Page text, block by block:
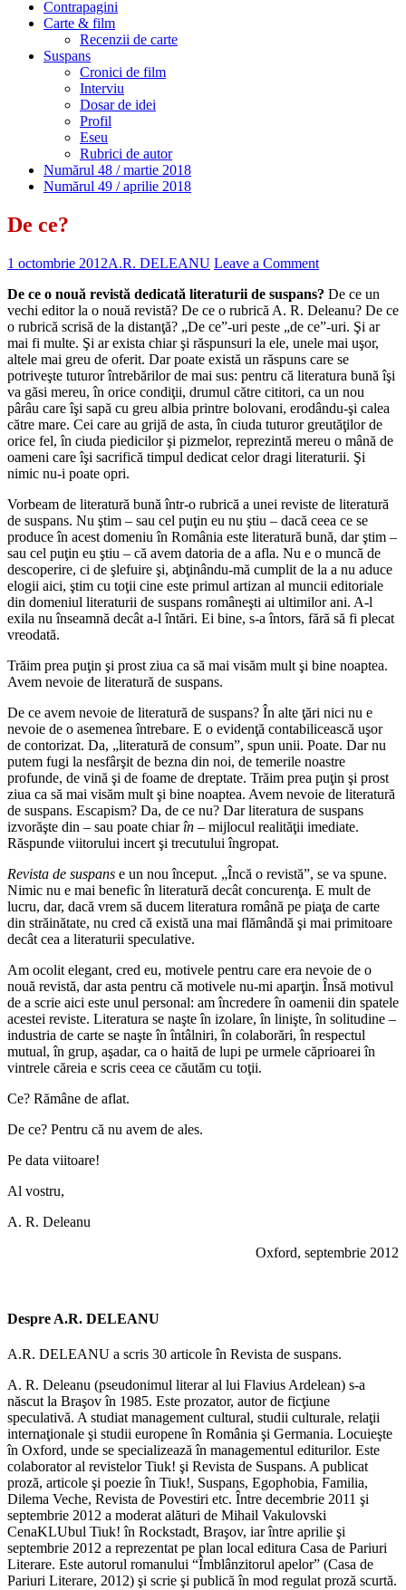
Contrapagini
Carte & film
Recenzii de carte
Suspans
Cronici de film
Interviu
Dosar de idei
Profil
Eseu
Rubrici de autor
Numărul 48 / martie 2018
Numărul 49 / aprilie 2018
De ce?
1 octombrie 2012A.R. DELEANU Leave a Comment
De ce o nouă revistă dedicată literaturii de suspans? De ce un
vechi editor la o nouă revistă? De ce o rubrică A. R. Deleanu? De ce
o rubrică scrisă de la distanţă? „De ce”-uri peste „de ce”-uri. Şi ar
mai fi multe. Şi ar exista chiar şi răspunsuri la ele, unele mai uşor,
altele mai greu de oferit. Dar poate există un răspuns care se
potriveşte tuturor întrebărilor de mai sus: pentru că literatura bună îşi
va găsi mereu, în orice condiţii, drumul către cititori, ca un nou
pârâu care îşi sapă cu greu albia printre bolovani, erodându-şi calea
către mare. Cei care au grijă de asta, în ciuda tuturor greutăţilor de
orice fel, în ciuda piedicilor şi pizmelor, reprezintă mereu o mână de
oameni care îşi sacrifică timpul dedicat celor dragi literaturii. Şi
nimic nu-i poate opri.
Vorbeam de literatură bună într-o rubrică a unei reviste de literatură
de suspans. Nu ştim – sau cel puţin eu nu ştiu – dacă ceea ce se
produce în acest domeniu în România este literatură bună, dar ştim –
sau cel puţin eu ştiu – că avem datoria de a afla. Nu e o muncă de
descoperire, ci de şlefuire şi, abţinându-mă cumplit de la a nu aduce
elogii aici, ştim cu toţii cine este primul artizan al muncii editoriale
din domeniul literaturii de suspans româneşti ai ultimilor ani. A-l
exila nu înseamnă decât a-l întări. Ei bine, s-a întors, fără să fi plecat
vreodată.
Trăim prea puţin şi prost ziua ca să mai visăm mult şi bine noaptea.
Avem nevoie de literatură de suspans.
De ce avem nevoie de literatură de suspans? În alte ţări nici nu e
nevoie de o asemenea întrebare. E o evidenţă contabilicească uşor
de contorizat. Da, „literatură de consum”, spun unii. Poate. Dar nu
putem fugi la nesfârşit de bezna din noi, de temerile noastre
profunde, de vină şi de foame de dreptate. Trăim prea puţin şi prost
ziua ca să mai visăm mult şi bine noaptea. Avem nevoie de literatură
de suspans. Escapism? Da, de ce nu? Dar literatura de suspans
izvorăşte din – sau poate chiarîn – mijlocul realităţii imediate.
Răspunde viitorului incert şi trecutului îngropat.
Revista de suspans e un nou început. „Încă o revistă”, se va spune.
Nimic nu e mai benefic în literatură decât concurenţa. E mult de
lucru, dar, dacă vrem să ducem literatura română pe piaţa de carte
din străinătate, nu cred că există una mai flămândă şi mai primitoare
decât cea a literaturii speculative.
Am ocolit elegant, cred eu, motivele pentru care era nevoie de o
nouă revistă, dar asta pentru că motivele nu-mi aparţin. Însă motivul
de a scrie aici este unul personal: am încredere în oamenii din spatele
acestei reviste. Literatura se naşte în izolare, în linişte, în solitudine –
industria de carte se naşte în întâlniri, în colaborări, în respectul
mutual, în grup, aşadar, ca o haită de lupi pe urmele căprioarei în
vintrele căreia e scris ceea ce căutăm cu toţii.
Ce? Rămâne de aflat.
De ce? Pentru că nu avem de ales.
Pe data viitoare!
Al vostru,
A. R. Deleanu
Oxford, septembrie 2012
Despre A.R. DELEANU
A.R. DELEANU a scris 30 articole în Revista de suspans.
A. R. Deleanu (pseudonimul literar al lui Flavius Ardelean) s-a
născut la Braşov în 1985. Este prozator, autor de ficţiune
speculativă. A studiat management cultural, studii culturale, relaţii
internaţionale şi studii europene în România şi Germania. Locuieşte
în Oxford, unde se specializează în managementul editurilor. Este
colaborator al revistelor Tiuk! şi Revista de Suspans. A publicat
proză, articole şi poezie în Tiuk!, Suspans, Egophobia, Familia,
Dilema Veche, Revista de Povestiri etc. Între decembrie 2011 şi
septembrie 2012 a moderat alături de Mihail Vakulovski
CenaKLUbul Tiuk! în Rockstadt, Braşov, iar între aprilie şi
septembrie 2012 a reprezentat pe plan local editura Casa de Pariuri
Literare. Este autorul romanului “Îmblânzitorul apelor” (Casa de
Pariuri Literare, 2012) şi scrie şi publică în mod regulat proză scurtă.